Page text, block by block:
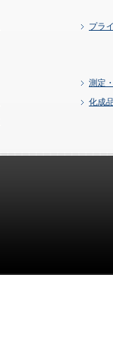
プラ
測定
化成